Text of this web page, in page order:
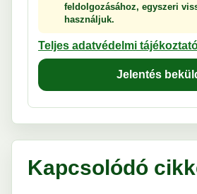
feldolgozásához, egyszeri
használjuk.
Teljes adatvédelmi
Jelentés
Kapcsolódó